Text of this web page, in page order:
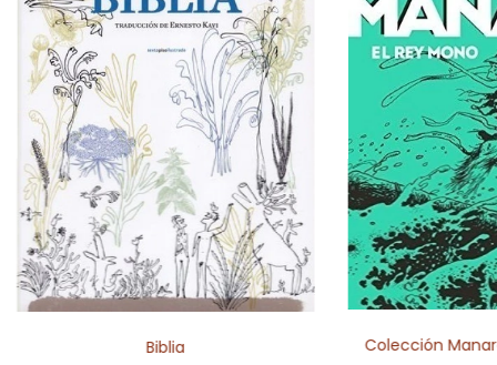
Biblia Colección